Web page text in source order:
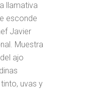
llamativa
esconde
Javier
Muestra
ajo
uvas y